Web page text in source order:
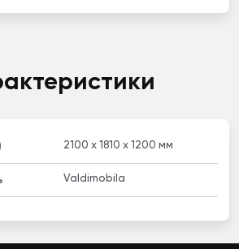
2100 x 1810 x 1200 мм
Valdimobila